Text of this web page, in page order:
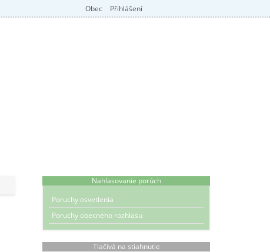
Obec Přihlášení
Nahlasovanie porúch
Poruchy osvetlenia
Poruchy obecného rozhlasu
Tlačivá na stiahnutie